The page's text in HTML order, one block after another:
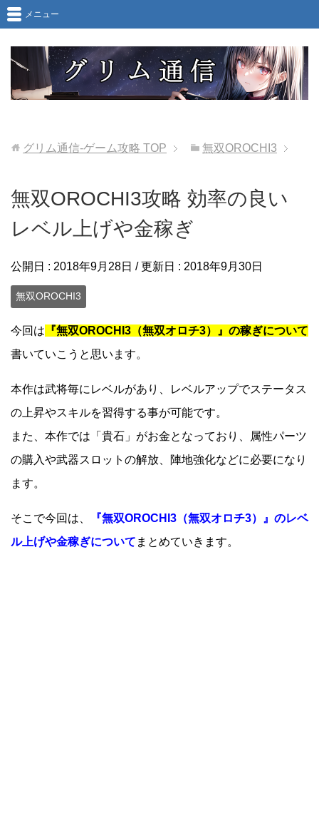
メニュー
グリム通信-ゲーム攻略 TOP 無双OROCHI3
無双OROCHI3攻略 効率の良い
レベル上げや金稼ぎ
公開日 : 2018年9月28日 / 更新日 : 2018年9月30日
無双OROCHI3
今回は 『無双OROCHI3（無双オロチ3）』の稼ぎについて
書いていこうと思います。
本作は武将毎にレベルがあり、レベルアップでステータス
の上昇やスキルを習得する事が可能です。
また、本作では「貴石」がお金となっており、属性パーツ
の購入や武器スロットの解放、陣地強化などに必要になり
ます。
そこで今回は、
『無双OROCHI3（無双オロチ3）』のレベ
ル上げや金稼ぎについて まとめていきます。